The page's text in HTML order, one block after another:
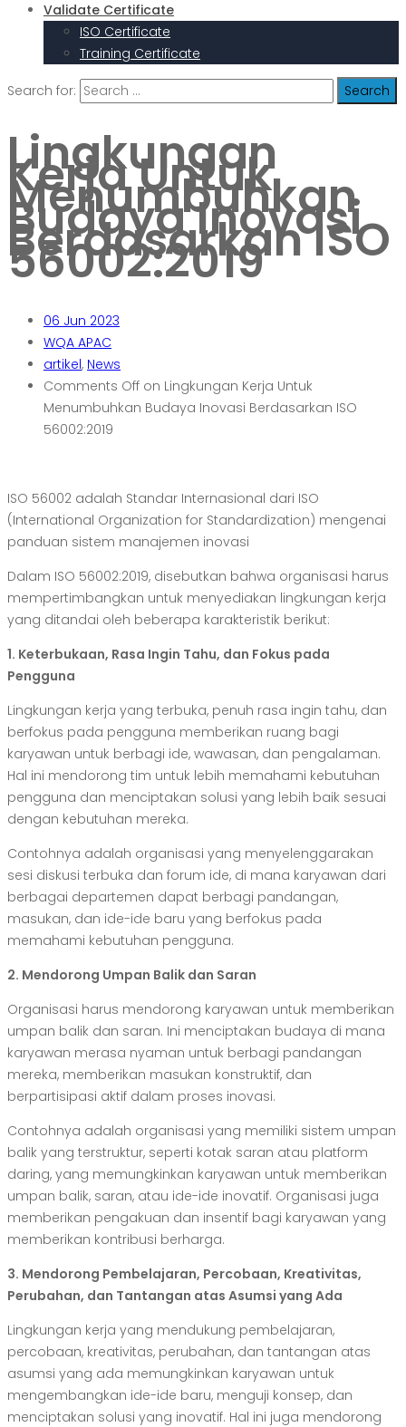
Validate Certificate
ISO Certificate
Training Certificate
Search for:
Lingkungan
Kerja Untuk
Menumbuhkan
Budaya Inovasi
Berdasarkan ISO
56002:2019
06 Jun 2023
WQA APAC
artikel, News
Comments Off on Lingkungan Kerja Untuk
Menumbuhkan Budaya Inovasi Berdasarkan ISO
56002:2019
ISO 56002 adalah Standar Internasional dari ISO
(International Organization for Standardization) mengenai
panduan sistem manajemen inovasi
Dalam ISO 56002:2019, disebutkan bahwa organisasi harus
mempertimbangkan untuk menyediakan lingkungan kerja
yang ditandai oleh beberapa karakteristik berikut:
1. Keterbukaan, Rasa Ingin Tahu, dan Fokus pada
Pengguna
Lingkungan kerja yang terbuka, penuh rasa ingin tahu, dan
berfokus pada pengguna memberikan ruang bagi
karyawan untuk berbagi ide, wawasan, dan pengalaman.
Hal ini mendorong tim untuk lebih memahami kebutuhan
pengguna dan menciptakan solusi yang lebih baik sesuai
dengan kebutuhan mereka.
Contohnya adalah organisasi yang menyelenggarakan
sesi diskusi terbuka dan forum ide, di mana karyawan dari
berbagai departemen dapat berbagi pandangan,
masukan, dan ide-ide baru yang berfokus pada
memahami kebutuhan pengguna.
2. Mendorong Umpan Balik dan Saran
Organisasi harus mendorong karyawan untuk memberikan
umpan balik dan saran. Ini menciptakan budaya di mana
karyawan merasa nyaman untuk berbagi pandangan
mereka, memberikan masukan konstruktif, dan
berpartisipasi aktif dalam proses inovasi.
Contohnya adalah organisasi yang memiliki sistem umpan
balik yang terstruktur, seperti kotak saran atau platform
daring, yang memungkinkan karyawan untuk memberikan
umpan balik, saran, atau ide-ide inovatif. Organisasi juga
memberikan pengakuan dan insentif bagi karyawan yang
memberikan kontribusi berharga.
3. Mendorong Pembelajaran, Percobaan, Kreativitas,
Perubahan, dan Tantangan atas Asumsi yang Ada
Lingkungan kerja yang mendukung pembelajaran,
percobaan, kreativitas, perubahan, dan tantangan atas
asumsi yang ada memungkinkan karyawan untuk
mengembangkan ide-ide baru, menguji konsep, dan
menciptakan solusi yang inovatif. Hal ini juga mendorong